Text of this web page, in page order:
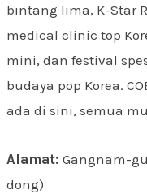
bintang lima, K-Star
medical clinic top
mini, dan festival
budaya pop Korea.
ada di sini, semua
Alamat: Gangnam-
dong)